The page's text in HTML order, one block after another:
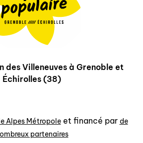
des Villeneuves à Grenoble et
Échirolles (38)
Alpes Métropoleet financé par de
partenaires